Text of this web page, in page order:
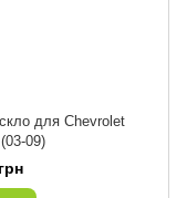
для Chevrolet
09)